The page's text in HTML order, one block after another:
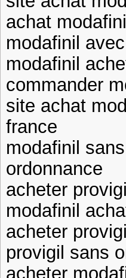
achat
modafinil
modafinil
commander
site achat
france
modafinil
ordonnance
acheter
modafinil
acheter
provigil sans
acheter